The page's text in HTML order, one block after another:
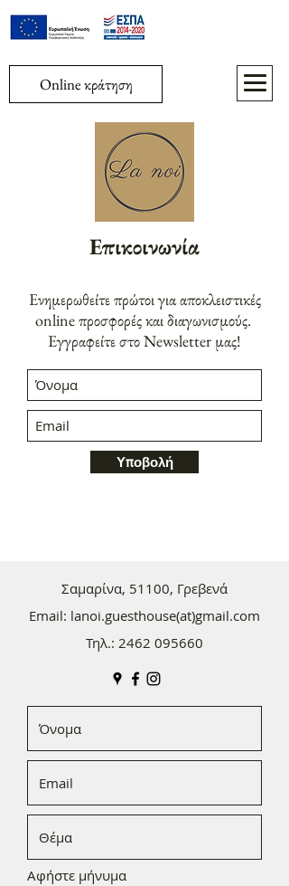
Online κράτηση
Επικοινωνία
Ενημερωθείτε πρώτοι για αποκλειστικές
online προσφορές και διαγωνισμούς.
Εγγραφείτε στο Newsletter μας!
Υποβολή
Σαμαρίνα, 51100, Γρεβενά
Email: lanoi.guesthouse(at)gmail.com
Τηλ.: 2462 095660
Αφήστε μήνυμα